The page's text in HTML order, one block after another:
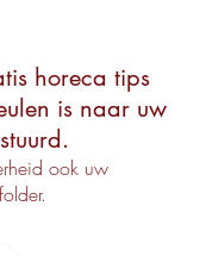
horeca tips
is naar uw
ook uw